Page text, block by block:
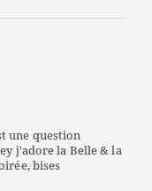
une question
j'adore la Belle & la
bises